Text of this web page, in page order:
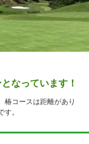
なっています！
椿コースは距離があり
。